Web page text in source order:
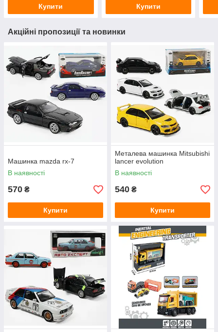
Купити Купити
Акційні пропозиції та новинки
Машинка mazda rx-7
В наявності
570 ₴
Купити
Металева машинка Mitsubishi
lancer evolution
В наявності
540 ₴
Купити